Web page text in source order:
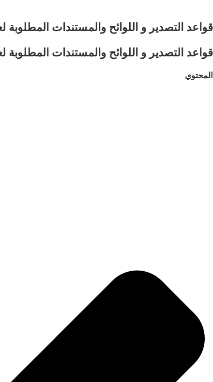
قواعد التصدير و اللوائح والمستندات المطلوبة
قواعد التصدير و اللوائح والمستندات المطلوبة
المحتوي